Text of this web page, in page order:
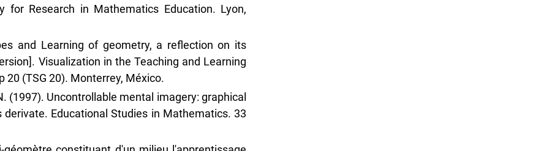
for Research in Mathematics Education. Lyon,
and Learning of geometry, a reflection on its
Visualization in the Teaching and Learning
20 (TSG 20). Monterrey, México.
(1997). Uncontrollable mental imagery: graphical
Educational Studies in Mathematics. 33